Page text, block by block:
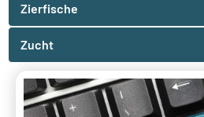
Zierfische
Zucht